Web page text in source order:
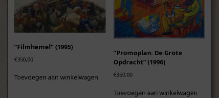
“Filmhemel” (1995)
€350,00
Toevoegen aan winkelwagen
“Promoplan: De Grote
Opdracht” (1996)
€350,00
Toevoegen aan winkelwagen